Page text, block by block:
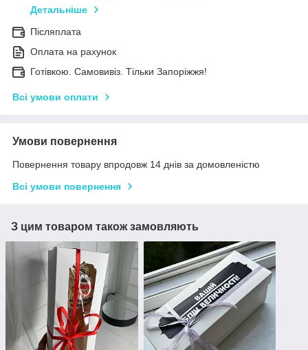
Детальніше
Післяплата
Оплата на рахунок
Готівкою. Самовивіз. Тільки Запоріжжя!
Всі умови оплати
Умови повернення
Повернення товару впродовж 14 днів за домовленістю
Всі умови повернення
З цим товаром також замовляють